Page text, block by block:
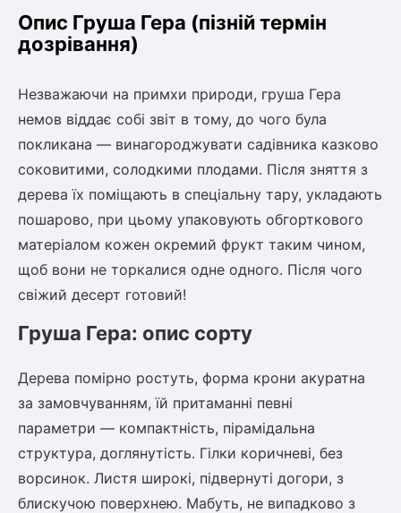
Опис Груша Гера (пізній термін
дозрівання)
Незважаючи на примхи природи, груша Гера
немов віддає собі звіт в тому, до чого була
покликана — винагороджувати садівника казково
соковитими, солодкими плодами. Після зняття з
дерева їх поміщають в спеціальну тару, укладають
пошарово, при цьому упаковують обгорткового
матеріалом кожен окремий фрукт таким чином,
щоб вони не торкалися одне одного. Після чого
свіжий десерт готовий!
Груша Гера: опис сорту
Дерева помірно ростуть, форма крони акуратна
за замовчуванням, їй притаманні певні
параметри — компактність, пірамідальна
структура, доглянутість. Гілки коричневі, без
ворсинок. Листя широкі, підвернуті догори, з
блискучою поверхнею. Мабуть, не випадково з